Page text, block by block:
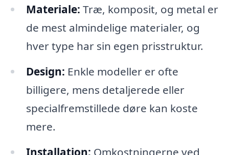
Materiale: Træ, komposit, og metal er
de mest almindelige materialer, og
hver type har sin egen prisstruktur.
Design: Enkle modeller er ofte
billigere, mens detaljerede eller
specialfremstillede døre kan koste
mere.
Installation: Omkostningerne ved